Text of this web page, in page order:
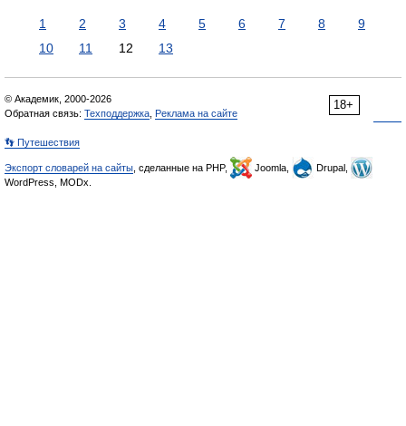
1 2 3 4 5 6 7 8
9
10
11 12 13
18+
© Академик, 2000-2026
Обратная связь: Техподдержка Реклама на сайте
👣 Путешествия
Экспорт словарей на сайты , сделанные на PHP, Joomla,
Drupal,
WordPress, MODx.